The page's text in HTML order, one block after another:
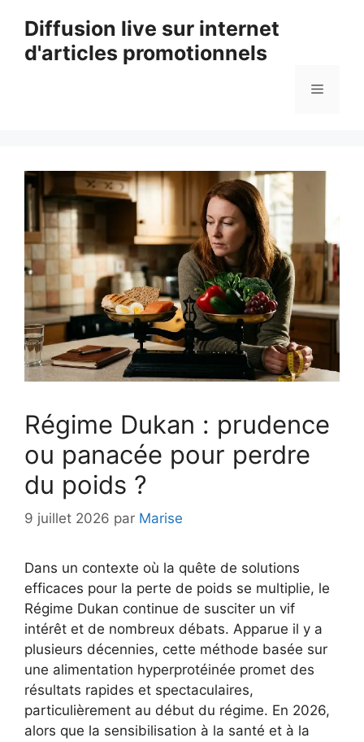
contenu
Diffusion live sur internet
d'articles promotionnels
Menu
Régime Dukan : prudence
ou panacée pour perdre
du poids ?
9 juillet 2026 par Marise
Dans un contexte où la quête de solutions
efficaces pour la perte de poids se multiplie, le
Régime Dukan continue de susciter un vif
intérêt et de nombreux débats. Apparue il y a
plusieurs décennies, cette méthode basée sur
une alimentation hyperprotéinée promet des
résultats rapides et spectaculaires,
particulièrement au début du régime. En 2026,
alors que la sensibilisation à la santé et à la